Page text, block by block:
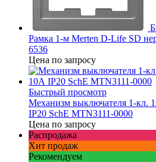
Рамка 1-м Merten D-Life SD
6536
Цена по запросу
Быстрый просмотр
Механизм выключателя 1-кл.
IP20 SchE MTN3111-0000
Цена по запросу
Распродажа
Хит продаж
Рекомендуем